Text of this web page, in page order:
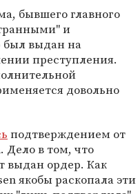
бывшего главного
и
был выдан на
преступления.
довольно
подтверждением от
Дело в том, что
выдан ордер. Как
якобы раскопала эти